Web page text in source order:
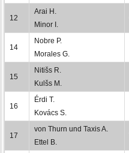
12
Arai H.
Minor I.
14
Nobre P.
Morales G.
15
Nitišs R.
Kulšs M.
16
Érdi T.
Kovács S.
17
von Thurn und Taxis A.
Ettel B.